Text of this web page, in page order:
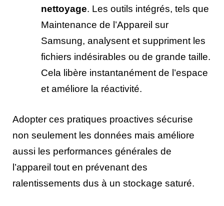
nettoyage. Les outils intégrés, tels que
Maintenance de l’Appareil sur
Samsung, analysent et suppriment les
fichiers indésirables ou de grande taille.
Cela libère instantanément de l’espace
et améliore la réactivité.
Adopter ces pratiques proactives sécurise
non seulement les données mais améliore
aussi les performances générales de
l’appareil tout en prévenant des
ralentissements dus à un stockage saturé.